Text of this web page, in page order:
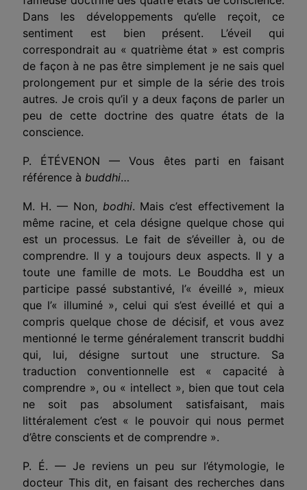
Dans les développements qu’elle reçoit, ce
sentiment est bien présent. L’éveil qui
correspondrait au « quatrième état » est compris
de façon à ne pas être simplement je ne sais quel
prolongement pur et simple de la série des trois
autres. Je crois qu’il y a deux façons de parler un
peu de cette doctrine des quatre états de la
conscience.
P. ÉTÉVENON — Vous êtes parti en faisant
référence à buddhi…
M. H. — Non, bodhi. Mais c’est effectivement la
même racine, et cela désigne quelque chose qui
est un processus. Le fait de s’éveiller à, ou de
comprendre. Il y a toujours deux aspects. Il y a
toute une famille de mots. Le Bouddha est un
participe passé substantivé, l’« éveillé », mieux
que l’« illuminé », celui qui s’est éveillé et qui a
compris quelque chose de décisif, et vous avez
mentionné le terme généralement transcrit buddhi
qui, lui, désigne surtout une structure. Sa
traduction conventionnelle est « capacité à
comprendre », ou « intellect », bien que tout cela
ne soit pas absolument satisfaisant, mais
littéralement c’est « le pouvoir qui nous permet
d’être conscients et de comprendre ».
P. É. — Je reviens un peu sur l’étymologie, le
docteur This dit, en faisant des recherches dans